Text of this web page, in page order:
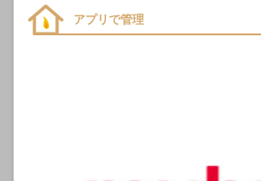
アプリで管理